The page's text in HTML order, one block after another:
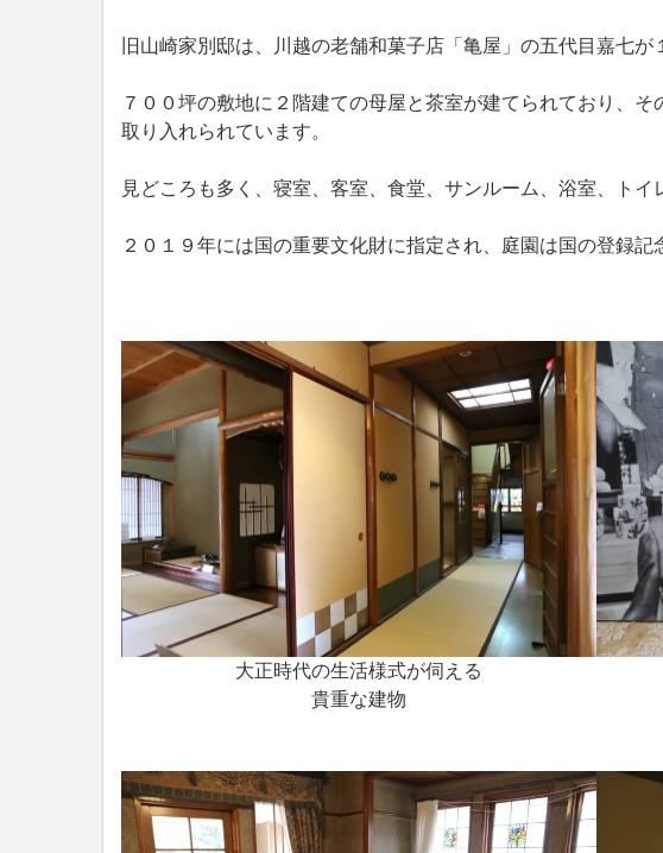
旧山崎家別邸は、川越の老舗和菓子店「亀屋」の五代目嘉七
７００坪の敷地に２階建ての母屋と茶室が建てられており、
取り入れられています。
見どころも多く、寝室、客室、食堂、サンルーム、浴室、トイ
２０１９年には国の重要文化財に指定され、庭園は国の登録記
大正時代の生活様式が伺える
貴重な建物